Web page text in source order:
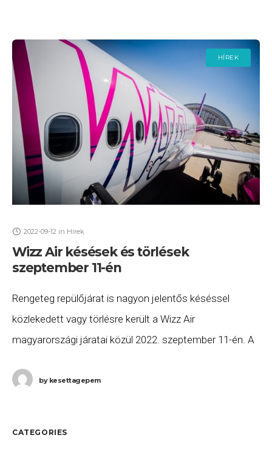
HÍREK
2022-09-12 in Hírek
Wizz Air késések és törlések
szeptember 11-én
Rengeteg repülőjárat is nagyon jelentős késéssel
közlekedett vagy törlésre került a Wizz Air
magyarországi járatai közül 2022. szeptember 11-én. A
W6
bykesettagepem
CATEGORIES